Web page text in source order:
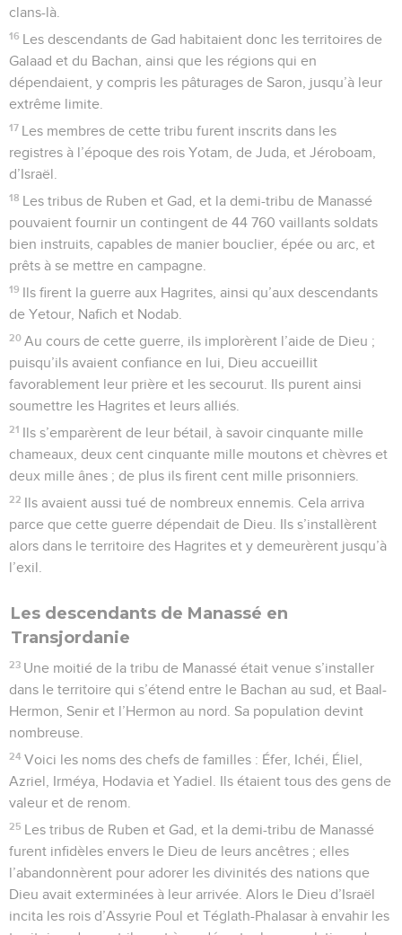
clans-là.
16 Les descendants de Gad habitaient donc les territoires de
Galaad et du Bachan, ainsi que les régions qui en
dépendaient, y compris les pâturages de Saron, jusqu’à leur
extrême limite.
17 Les membres de cette tribu furent inscrits dans les
registres à l’époque des rois Yotam, de Juda, et Jéroboam,
d’Israël.
18 Les tribus de Ruben et Gad, et la demi-tribu de Manassé
pouvaient fournir un contingent de 44 760 vaillants soldats
bien instruits, capables de manier bouclier, épée ou arc, et
prêts à se mettre en campagne.
19 Ils firent la guerre aux Hagrites, ainsi qu’aux descendants
de Yetour, Nafich et Nodab.
20 Au cours de cette guerre, ils implorèrent l’aide de Dieu ;
puisqu’ils avaient confiance en lui, Dieu accueillit
favorablement leur prière et les secourut. Ils purent ainsi
soumettre les Hagrites et leurs alliés.
21 Ils s’emparèrent de leur bétail, à savoir cinquante mille
chameaux, deux cent cinquante mille moutons et chèvres et
deux mille ânes ; de plus ils firent cent mille prisonniers.
22 Ils avaient aussi tué de nombreux ennemis. Cela arriva
parce que cette guerre dépendait de Dieu. Ils s’installèrent
alors dans le territoire des Hagrites et y demeurèrent jusqu’à
l’exil.
Les descendants de Manassé en
Transjordanie
23 Une moitié de la tribu de Manassé était venue s’installer
dans le territoire qui s’étend entre le Bachan au sud, et Baal-
Hermon, Senir et l’Hermon au nord. Sa population devint
nombreuse.
24 Voici les noms des chefs de familles : Éfer, Ichéi, Éliel,
Azriel, Irméya, Hodavia et Yadiel. Ils étaient tous des gens de
valeur et de renom.
25 Les tribus de Ruben et Gad, et la demi-tribu de Manassé
furent infidèles envers le Dieu de leurs ancêtres ; elles
l’abandonnèrent pour adorer les divinités des nations que
Dieu avait exterminées à leur arrivée. Alors le Dieu d’Israël
incita les rois d’Assyrie Poul et Téglath-Phalasar à envahir les